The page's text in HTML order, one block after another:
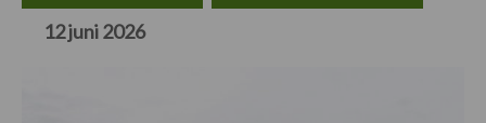
12 juni 2026